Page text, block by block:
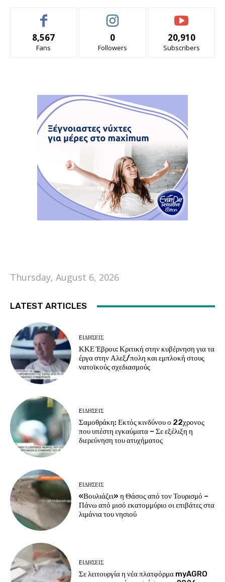
8,567
Fans
0
Followers
20,910
Subscribers
Thursday, August 6, 2026
LATEST ARTICLES
EΙΔΗΣΕΙΣ
ΚΚΕ Έβρου: Κριτική στην κυβέρνηση για τα
έργα στην Αλεξ/πολη και εμπλοκή στους
νατοϊκούς σχεδιασμούς
EΙΔΗΣΕΙΣ
Σαμοθράκη: Εκτός κινδύνου ο 22χρονος
που υπέστη εγκαύματα – Σε εξέλιξη η
διερεύνηση του ατυχήματος
EΙΔΗΣΕΙΣ
«Βουλιάζει» η Θάσος από τον Τουρισμό –
Πάνω από μισό εκατομμύριο οι επιβάτες στα
λιμάνια του νησιού
EΙΔΗΣΕΙΣ
Σε λειτουργία η νέα πλατφόρμα myAGRO